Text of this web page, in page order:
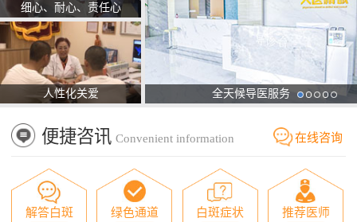
细心、耐心、责任心
人性化关爱 全天候导医服务
便捷咨讯 Convenient information 在线咨询
解答白斑 绿色通道 白斑症状 推荐医师